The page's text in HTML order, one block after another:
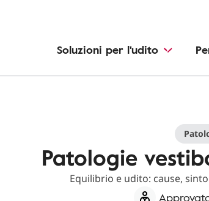
Soluzioni per l'udito
Patologie
Equilibrio e udito: cause,